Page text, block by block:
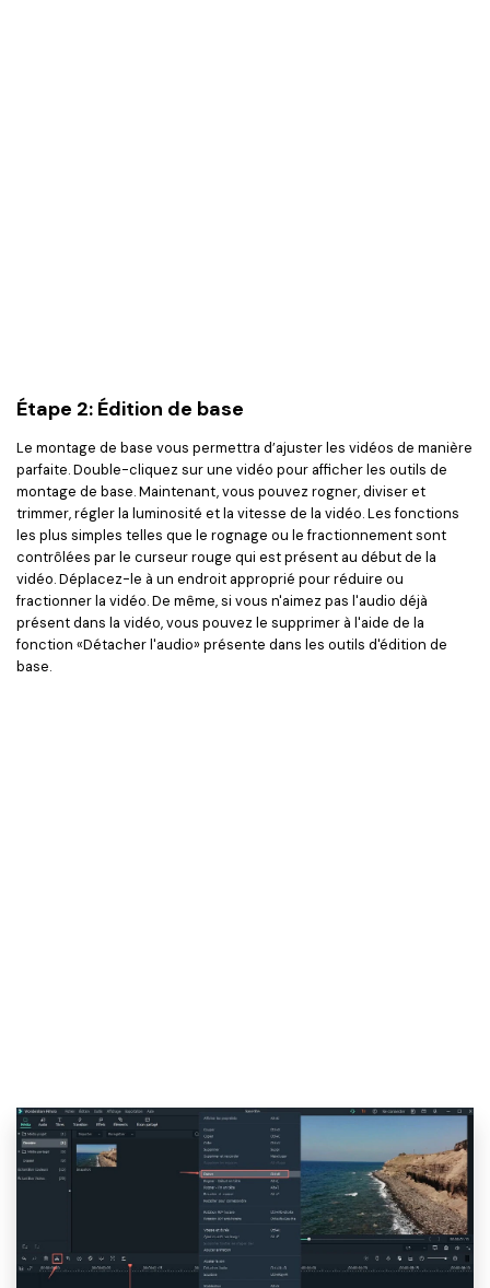
Étape 2: Édition de base
Le montage de base vous permettra d’ajuster les vidéos de manière
parfaite. Double-cliquez sur une vidéo pour afficher les outils de
montage de base. Maintenant, vous pouvez rogner, diviser et
trimmer, régler la luminosité et la vitesse de la vidéo. Les fonctions
les plus simples telles que le rognage ou le fractionnement sont
contrôlées par le curseur rouge qui est présent au début de la
vidéo. Déplacez-le à un endroit approprié pour réduire ou
fractionner la vidéo. De même, si vous n'aimez pas l'audio déjà
présent dans la vidéo, vous pouvez le supprimer à l'aide de la
fonction «Détacher l'audio» présente dans les outils d'édition de
base.